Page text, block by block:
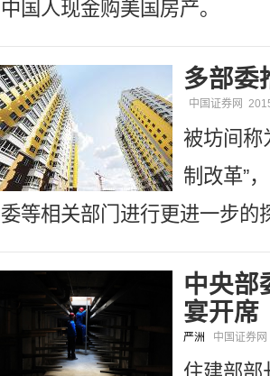
中国人现金购美国房产。
多部委
中国证券网
被坊间称
制改革”
委等相关部门进行更进一步的
中央部
宴开席
严洲 中国证券